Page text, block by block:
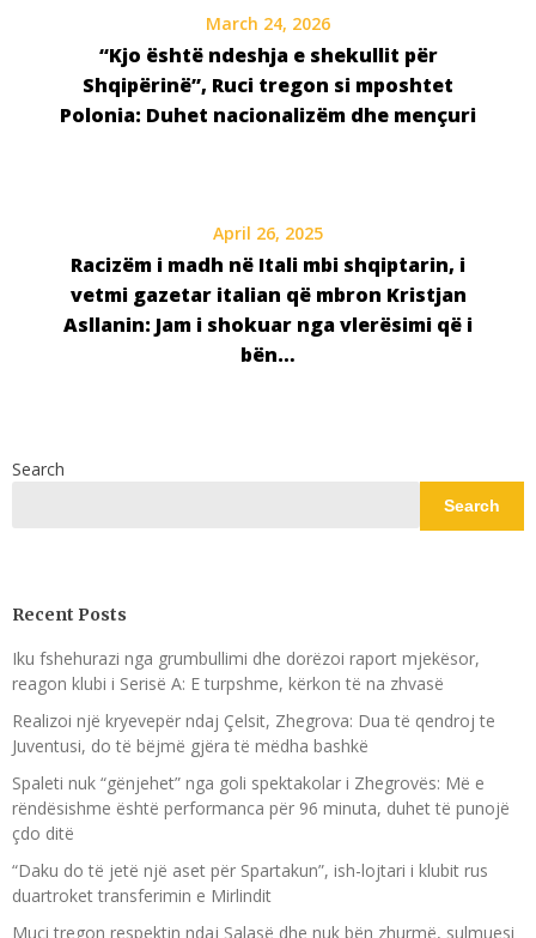
March 24, 2026
“Kjo është ndeshja e shekullit për
Shqipërinë”, Ruci tregon si mposhtet
Polonia: Duhet nacionalizëm dhe mençuri
April 26, 2025
Racizëm i madh në Itali mbi shqiptarin, i
vetmi gazetar italian që mbron Kristjan
Asllanin: Jam i shokuar nga vlerësimi që i
bën…
Search
Search
Recent Posts
Iku fshehurazi nga grumbullimi dhe dorëzoi raport mjekësor,
reagon klubi i Serisë A: E turpshme, kërkon të na zhvasë
Realizoi një kryevepër ndaj Çelsit, Zhegrova: Dua të qendroj te
Juventusi, do të bëjmë gjëra të mëdha bashkë
Spaleti nuk “gënjehet” nga goli spektakolar i Zhegrovës: Më e
rëndësishme është performanca për 96 minuta, duhet të punojë
çdo ditë
“Daku do të jetë një aset për Spartakun”, ish-lojtari i klubit rus
duartroket transferimin e Mirlindit
Muçi tregon respektin ndaj Salasë dhe nuk bën zhurmë, sulmuesi